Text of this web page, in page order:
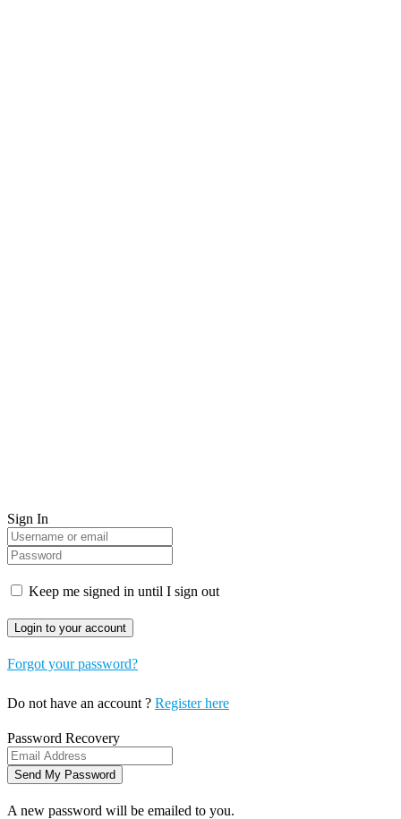
Sign In
Keep me signed in until I sign out
Forgot your password?
Do not have an account ? Register here
Password Recovery
A new password will be emailed to you.